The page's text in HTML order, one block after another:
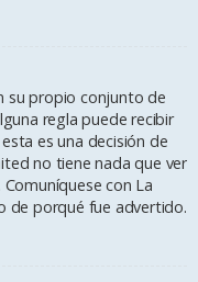
su propio conjunto de
regla puede recibir
es una decisión de
no tiene nada que ver
con La
de porqué fue advertido.